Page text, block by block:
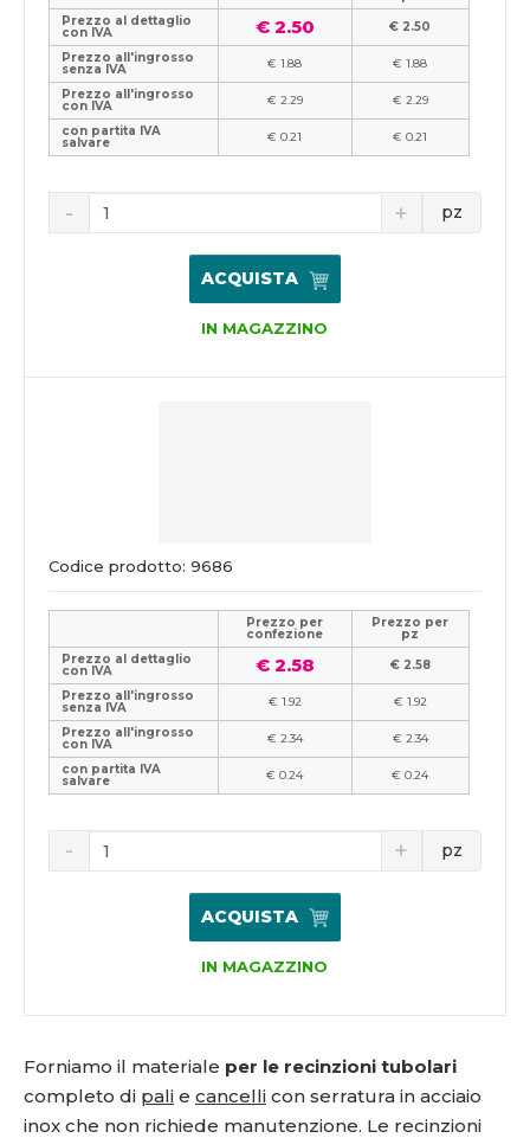
Prezzo al dettaglio
con IVA € 2.50
€ 2.50
Prezzo all'ingrosso
senza IVA € 1.88
€ 1.88
Prezzo all'ingrosso
con IVA € 2.29
€ 2.29
con partita IVA
salvare € 0.21 € 0.21
pz
ACQUISTA
IN MAGAZZINO
Codice prodotto: 9686
Prezzo per
confezione
Prezzo per
pz
Prezzo al dettaglio
con IVA € 2.58
€ 2.58
Prezzo all'ingrosso
senza IVA € 1.92
€ 1.92
Prezzo all'ingrosso
con IVA € 2.34
€ 2.34
con partita IVA
salvare € 0.24 € 0.24
pz
ACQUISTA
IN MAGAZZINO
Forniamo il materiale per le recinzioni tubolari
completo di pali e cancelli con serratura in acciaio
inox che non richiede manutenzione. Le recinzioni